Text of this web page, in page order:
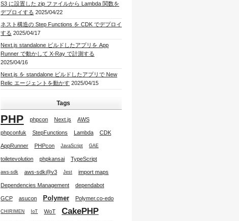
S3 に設置した zip ファイルから Lambda 関数を
デプロイする 2025/04/22
ネスト構造の Step Functions を CDK でデプロイ
する 2025/04/17
Next.js standalone ビルドしたアプリを App
Runner で動かして X-Ray で計測する
2025/04/16
Next.js を standalone ビルドしたアプリで New
Relic エージェントを動かす 2025/04/15
Tags
PHP phpcon Next.js AWS
phpconfuk StepFunctions Lambda CDK
AppRunner PHPcon JavaScript GAE
toiletevolution phpkansai TypeScript
aws-sdk aws-sdk@v3 Jest import maps
Dependencies Management dependabot
GCP asucon Polymer Polymer.co-edo
CHIRIMEN IoT WoT CakePHP